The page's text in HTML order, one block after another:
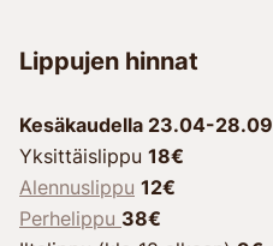
Lippujen hinnat
Kesäkaudella 23.04-28.09
Yksittäislippu 18€
Alennuslippu 12€
Perhelippu 38€